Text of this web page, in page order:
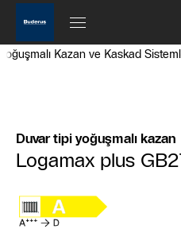
Kazan ve Kaskad
Duvar tipi yoğuşmalı kazan
Logamax plus